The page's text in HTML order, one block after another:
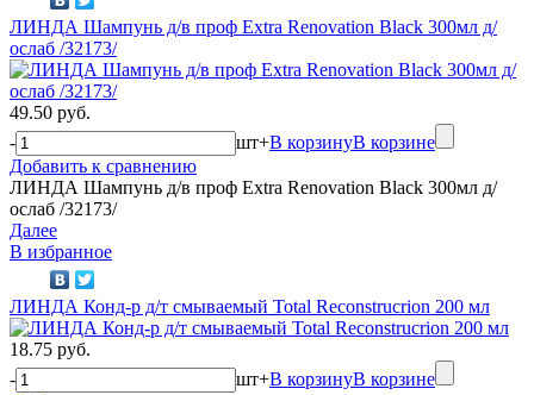
ЛИНДА Шампунь д/в проф Extra Renovation Black 300мл д/
ослаб /32173/
49.50 руб.
-
шт+В корзинуВ корзине
Добавить к сравнению
ЛИНДА Шампунь д/в проф Extra Renovation Black 300мл д/
ослаб /32173/
Далее
В избранное
ЛИНДА Конд-р д/т смываемый Total Reconstrucrion 200 мл
18.75 руб.
-
шт+В корзинуВ корзине